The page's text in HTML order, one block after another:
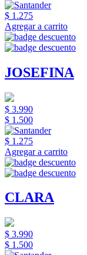
$ 1.275
Agregar a carrito
JOSEFINA
$ 3.990
$ 1.500
$ 1.275
Agregar a carrito
CLARA
$ 3.990
$ 1.500